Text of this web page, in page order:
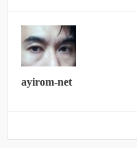
ayirom-net